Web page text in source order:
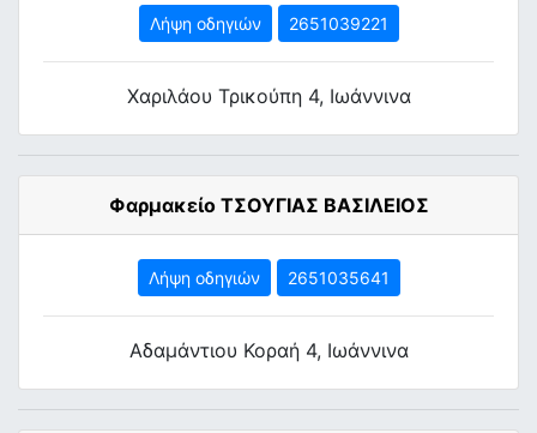
Λήψη οδηγιών 2651039221
Χαριλάου Τρικούπη 4, Ιωάννινα
Φαρμακείο ΤΣΟΥΓΙΑΣ ΒΑΣΙΛΕΙΟΣ
Λήψη οδηγιών 2651035641
Αδαμάντιου Κοραή 4, Ιωάννινα